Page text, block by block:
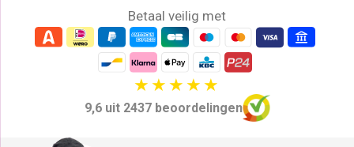
Betaal veilig met
9,6 uit 2437 beoordelingen